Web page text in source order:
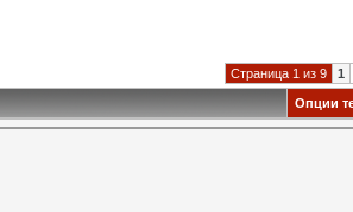
Страница 1 из 9 1
Опции